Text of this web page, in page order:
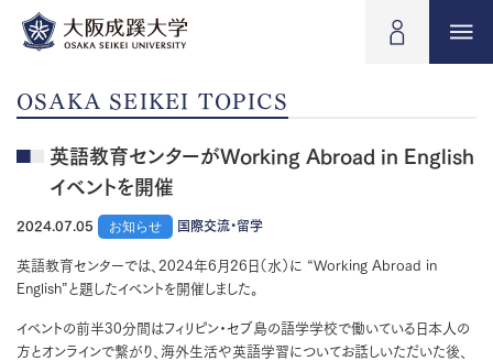
OSAKA SEIKEI TOPICS
英語教育センターがWorking Abroad in English
イベントを開催
2024.07.05 お知らせ 国際交流・留学
英語教育センターでは、2024年6月26日（水）に “Working Abroad in
English”と題したイベントを開催しました。
イベントの前半30分間はフィリピン・セブ島の語学学校で働いている日本人の
方とオンラインで繋がり、海外生活や英語学習についてお話しいただいた後、